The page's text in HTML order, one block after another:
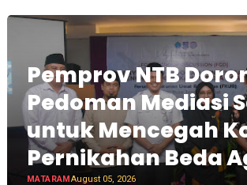
Pemprov NTB
Pedoman Mediasi
untuk Mencegah
Pernikahan Beda
MATARAMAugust 05, 2026